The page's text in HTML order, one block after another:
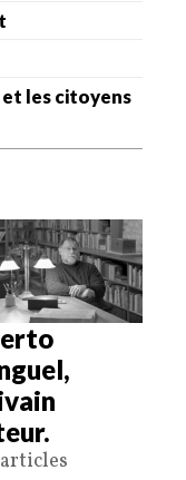
et les citoyens